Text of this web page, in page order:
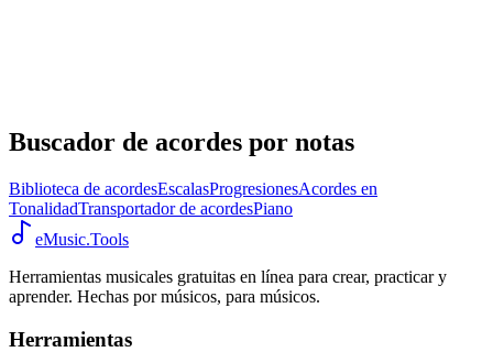
Buscador de acordes por notas
Biblioteca de acordesEscalasProgresionesAcordes en
TonalidadTransportador de acordesPiano
eMusic.Tools
Herramientas musicales gratuitas en línea para crear, practicar y
aprender. Hechas por músicos, para músicos.
Herramientas